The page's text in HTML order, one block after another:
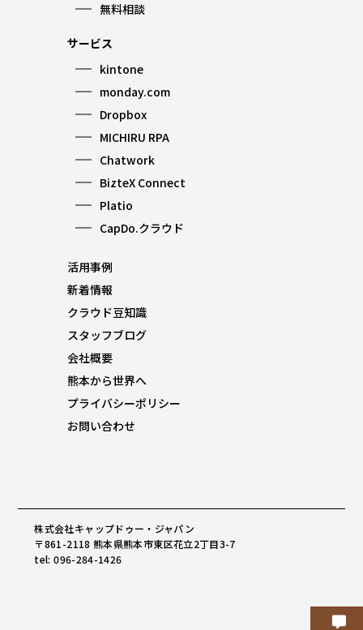
無料相談
サービス
kintone
monday.com
Dropbox
MICHIRU RPA
Chatwork
BizteX Connect
Platio
CapDo.クラウド
活用事例
新着情報
クラウド豆知識
スタッフブログ
会社概要
熊本から世界へ
プライバシーポリシー
お問い合わせ
株式会社キャップドゥー・ジャパン
〒861-2118 熊本県熊本市東区花立2丁目3-7
tel: 096-284-1426